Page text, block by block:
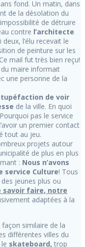
fond. Un matin, dans
de la désolation du
de détruire
contre l’architecte
deux, l’élu recevait le
de peinture sur les
mail fut très bien reçu!
maire informait
une personne de la
de voir
de la ville. En quoi
pas le service
un premier contact
tout au jeu.
projets autour
de plus en plus
: Nous n’avons
service Culture! Tous
jeunes plus ou
savoir faire, notre
adaptées à la
similaire de la
différentes villes du
skateboard, trop